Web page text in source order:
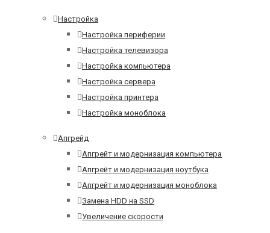
Настройка
Настройка периферии
Настройка телевизора
Настройка компьютера
Настройка сервера
Настройка принтера
Настройка моноблока
Апгрейд
Апгрейт и модернизация компьютера
Апгрейт и модернизация ноутбука
Апгрейт и модернизация моноблока
Замена HDD на SSD
Увеличение скорости